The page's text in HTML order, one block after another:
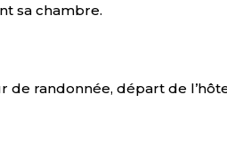
sa chambre.
de randonnée, départ de